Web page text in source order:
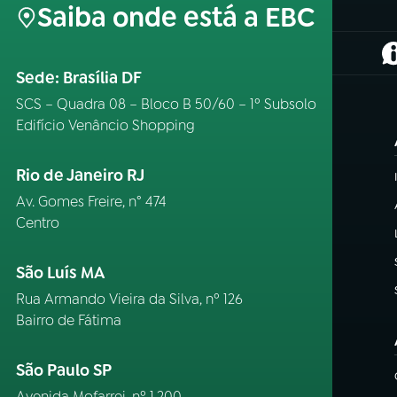
Saiba onde está a EBC
Sede: Brasília DF
SCS – Quadra 08 – Bloco B 50/60 – 1º Subsolo
Edifício Venâncio Shopping
Rio de Janeiro RJ
Av. Gomes Freire, n° 474
Centro
São Luís MA
Rua Armando Vieira da Silva, nº 126
Bairro de Fátima
São Paulo SP